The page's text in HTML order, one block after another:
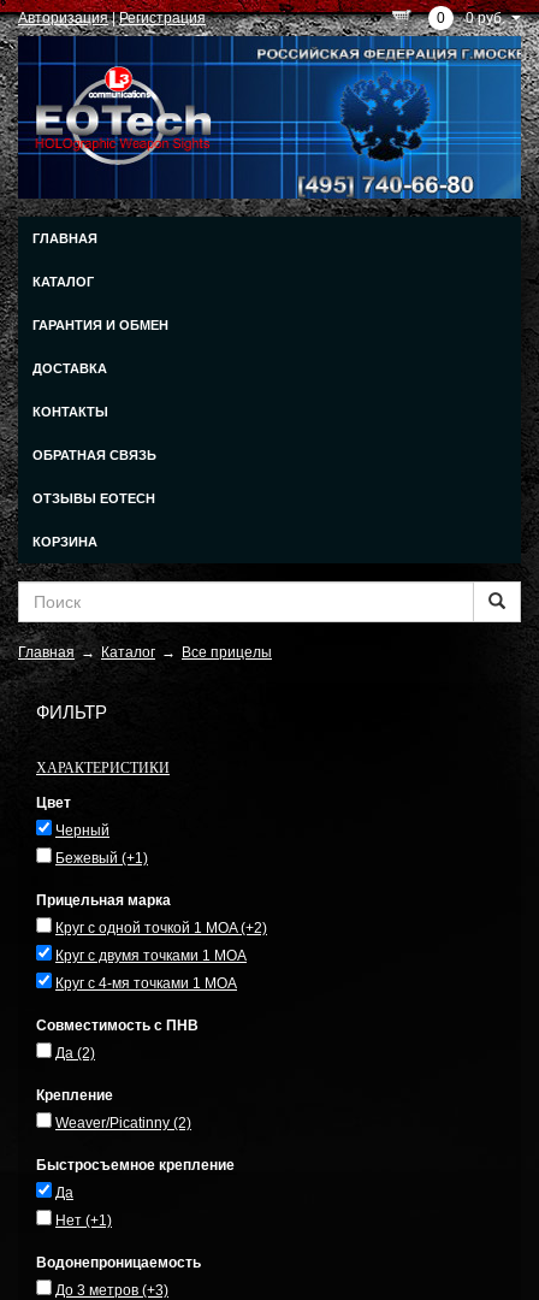
Авторизация|Регистрация 0 0 руб.
ГЛАВНАЯ
КАТАЛОГ
ГАРАНТИЯ И ОБМЕН
ДОСТАВКА
КОНТАКТЫ
ОБРАТНАЯ СВЯЗЬ
ОТЗЫВЫ EOTECH
КОРЗИНА
Главная → Каталог → Все прицелы
ФИЛЬТР
ХАРАКТЕРИСТИКИ
Цвет
Черный
Бежевый (+1)
Прицельная марка
Круг с одной точкой 1 MOA(+2)
Круг с двумя точками 1 MOA
Круг с 4-мя точками 1 MOA
Совместимость с ПНВ
Да (2)
Крепление
Weaver/Picatinny (2)
Быстросъемное крепление
Да
Нет (+1)
Водонепроницаемость
До 3 метров (+3)